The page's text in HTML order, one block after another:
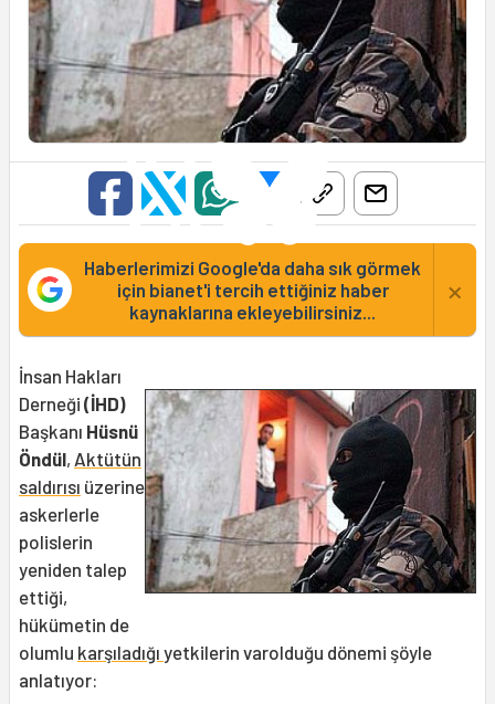
Haberlerimizi Google'da daha sık görmek
için bianet'i tercih ettiğiniz haber
kaynaklarına ekleyebilirsiniz...
×
İnsan Hakları
Derneği (İHD)
Başkanı Hüsnü
Öndül, Aktütün
saldırısı üzerine
askerlerle
polislerin
yeniden talep
ettiği,
hükümetin de
olumlu karşıladığı yetkilerin varolduğu dönemi şöyle
anlatıyor: